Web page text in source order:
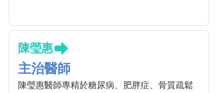
陳瑩惠
主治醫師
陳瑩惠醫師專精於糖尿病、肥胖症、骨質疏鬆